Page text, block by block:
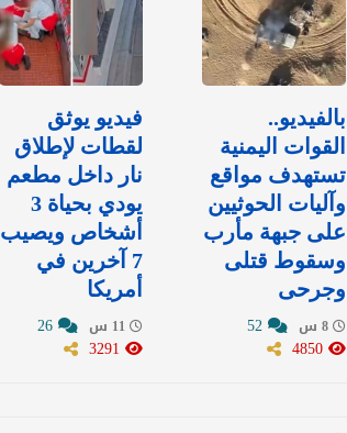
بالفيديو..
القوات اليمنية
تستهدف مواقع
وآليات الحوثيين
على جبهة مأرب
وسقوط قتلى
وجرحى
فيديو يوثق
لقطات لإطلاق
نار داخل مطعم
يودي بحياة 3
أشخاص ويصيب
7 آخرين في
أمريكا